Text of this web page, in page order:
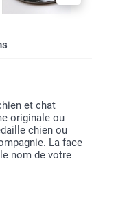
et chat
originale ou
chien ou
La face
nom de votre